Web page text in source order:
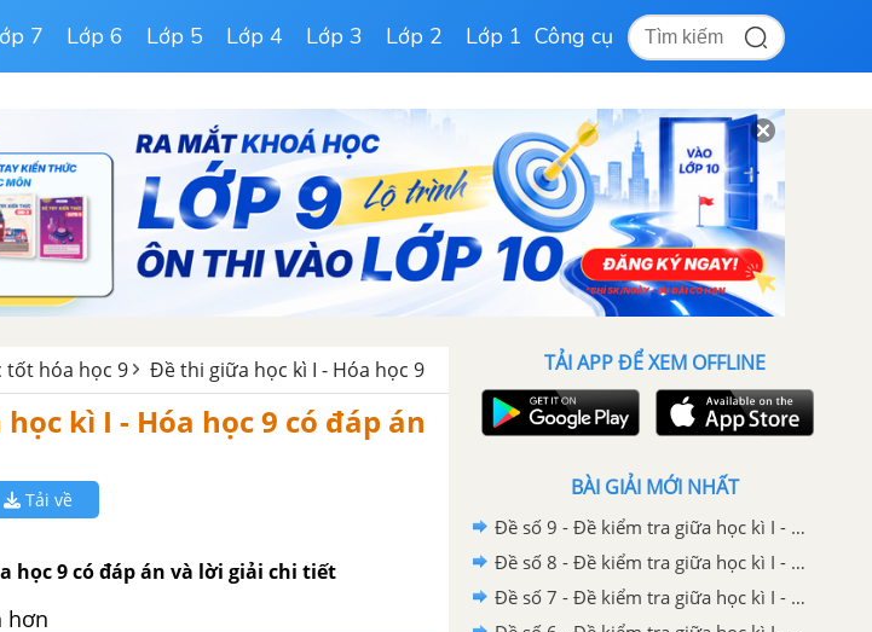
7 Lớp 6 Lớp 5 Lớp 4 Lớp 3 Lớp 2 Lớp 1 Công cụ
tốt hóa học 9 Đề thi giữa học kì I - Hóa học 9
kì I - Hóa học 9 có đáp án
Tải về
học 9 có đáp án và lời giải chi tiết
hơn
TẢI APP ĐỂ XEM OFFLINE
BÀI GIẢI MỚI NHẤT
Đề số 9 - Đề kiểm tra giữa học kì I - Hóa học 9 có đáp án và lời giải chi tiết
Đề số 8 - Đề kiểm tra giữa học kì I - Hóa học 9 có đáp án và lời giải chi tiết
Đề số 7 - Đề kiểm tra giữa học kì I - Hóa học 9 có đáp án và lời giải chi tiết